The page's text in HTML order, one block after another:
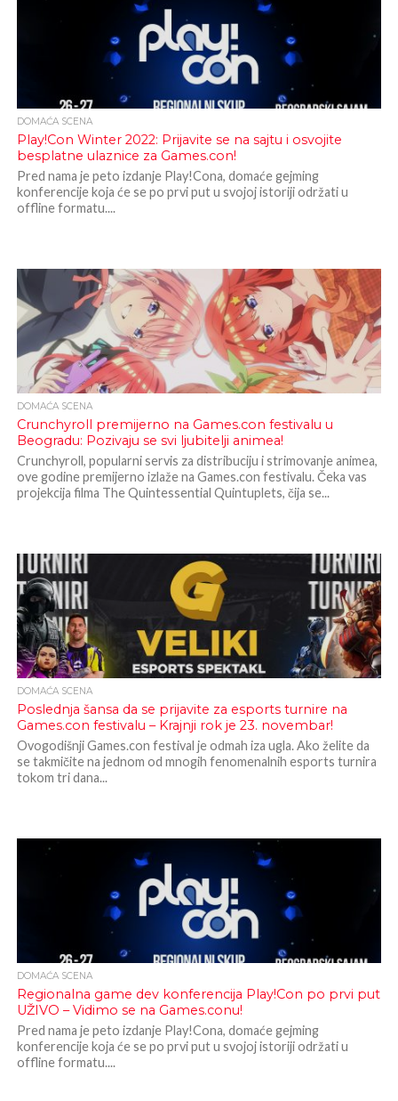
DOMAĆA SCENA
Play!Con Winter 2022: Prijavite se na sajtu i osvojite
besplatne ulaznice za Games.con!
Pred nama je peto izdanje Play!Cona, domaće gejming
konferencije koja će se po prvi put u svojoj istoriji održati u
offline formatu....
DOMAĆA SCENA
Crunchyroll premijerno na Games.con festivalu u
Beogradu: Pozivaju se svi ljubitelji animea!
Crunchyroll, popularni servis za distribuciju i strimovanje animea,
ove godine premijerno izlaže na Games.con festivalu. Čeka vas
projekcija filma The Quintessential Quintuplets, čija se...
DOMAĆA SCENA
Poslednja šansa da se prijavite za esports turnire na
Games.con festivalu – Krajnji rok je 23. novembar!
Ovogodišnji Games.con festival je odmah iza ugla. Ako želite da
se takmičite na jednom od mnogih fenomenalnih esports turnira
tokom tri dana...
DOMAĆA SCENA
Regionalna game dev konferencija Play!Con po prvi put
UŽIVO – Vidimo se na Games.conu!
Pred nama je peto izdanje Play!Cona, domaće gejming
konferencije koja će se po prvi put u svojoj istoriji održati u
offline formatu....